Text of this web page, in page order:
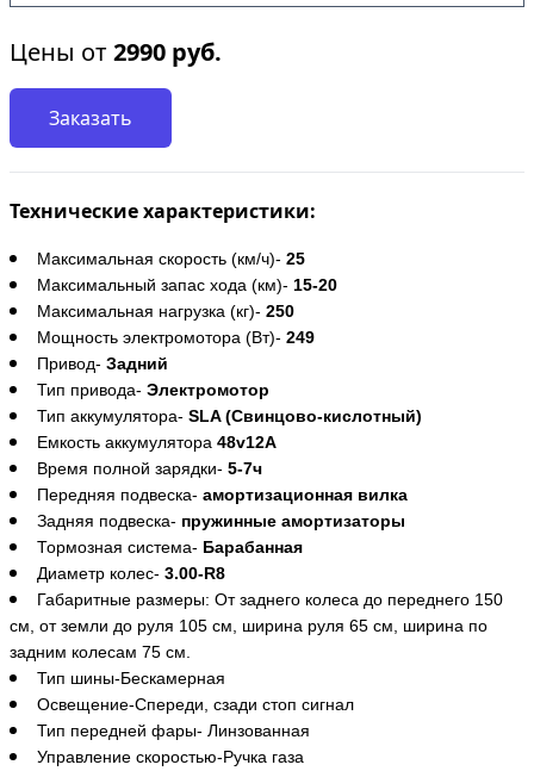
Цены от2990 руб.
Заказать
Технические характеристики:
Максимальная скорость (км/ч)- 25
Максимальный запас хода (км)- 15-20
Максимальная нагрузка (кг)- 250
Мощность электромотора (Вт)- 249
Привод- Задний
Тип привода- Электромотор
Тип аккумулятора- SLA (Свинцово-кислотный)
Емкость аккумулятора 48v12A
Время полной зарядки- 5-7ч
Передняя подвеска- амортизационная вилка
Задняя подвеска- пружинные амортизаторы
Тормозная система- Барабанная
Диаметр колес- 3.00-R8
Габаритные размеры: От заднего колеса до переднего 150
см, от земли до руля 105 см, ширина руля 65 см, ширина по
задним колесам 75 см.
Тип шины-Бескамерная
Освещение-Спереди, сзади стоп сигнал
Тип передней фары- Линзованная
Управление скоростью-Ручка газа